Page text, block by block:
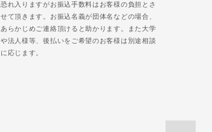
恐れ入りますがお振込手数料はお客様の負担とさ
せて頂きます。お振込名義が団体名などの場合、
あらかじめご連絡頂けると助かります。また大学
や法人様等、後払いをご希望のお客様は別途相談
に応じます。